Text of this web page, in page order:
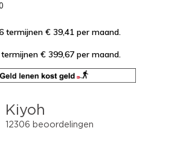
termijnen € 39,41 per maand.
€ 399,67 per maand.